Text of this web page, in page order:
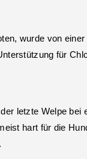
wurde von
für
letzte Welpe
hart für die